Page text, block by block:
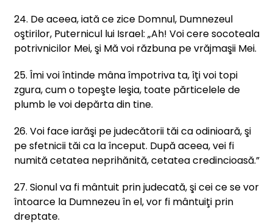
24. De aceea, iată ce zice Domnul, Dumnezeul
oştirilor, Puternicul lui Israel: „Ah! Voi cere socoteala
potrivnicilor Mei, şi Mă voi răzbuna pe vrăjmaşii Mei.
25. Îmi voi întinde mâna împotriva ta, îţi voi topi
zgura, cum o topeşte leşia, toate părticelele de
plumb le voi depărta din tine.
26. Voi face iarăşi pe judecătorii tăi ca odinioară, şi
pe sfetnicii tăi ca la început. După aceea, vei fi
numită cetatea neprihănită, cetatea credincioasă.”
27. Sionul va fi mântuit prin judecată, şi cei ce se vor
întoarce la Dumnezeu în el, vor fi mântuiţi prin
dreptate.